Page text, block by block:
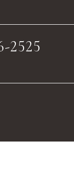
2525